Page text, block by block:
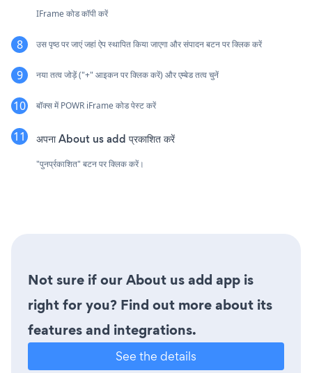
IFrame कोड कॉपी करें
उस पृष्ठ पर जाएं जहां ऐप स्थापित किया जाएगा और संपादन बटन पर क्लिक करें
नया तत्व जोड़ें ("+" आइकन पर क्लिक करें) और एम्बेड तत्व चुनें
बॉक्स में POWR iFrame कोड पेस्ट करें
अपना About us add प्रकाशित करें
"पुनर्प्रकाशित" बटन पर क्लिक करें।
Not sure if our About us add app is
right for you? Find out more about its
features and integrations.
See the details